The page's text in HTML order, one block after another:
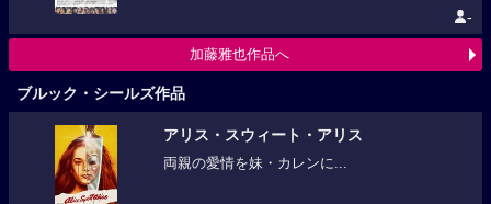
-
加藤雅也作品へ
ブルック・シールズ作品
アリス・スウィート・アリス
両親の愛情を妹・カレンに...